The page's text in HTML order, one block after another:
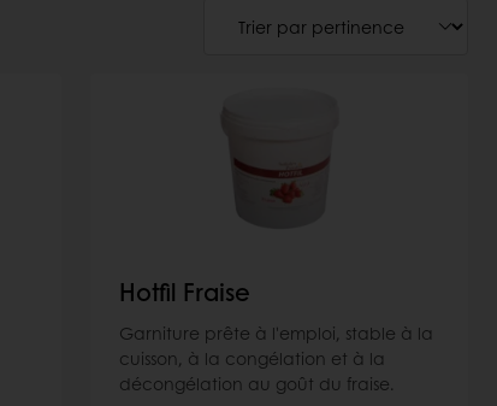
Hotfil Fraise
Garniture prête à l'emploi, stable à la
cuisson, à la congélation et à la
décongélation au goût du fraise.